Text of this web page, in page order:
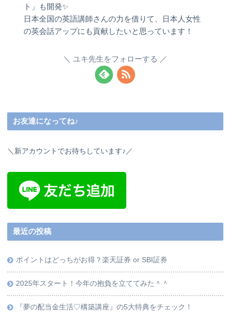
ト」も開発✨
日本全国の英語講師さんの力を借りて、日本人女性
の英会話アップにも貢献したいと思っています！
ユキ先生をフォローする
お友達になってね♪
＼新アカウントでお待ちしています♪／
最近の投稿
ポイントはどっちがお得？楽天証券 or SBI証券
2025年スタート！今年の抱負を立ててみた＾＾
『夢の配当金生活♡構築講座』の5大特典をチェック！